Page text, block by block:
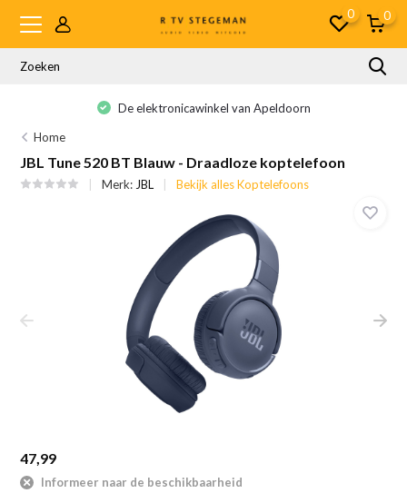
0 0
De elektronicawinkel van Apeldoorn
Home
JBL Tune 520 BT Blauw - Draadloze koptelefoon
Merk: JBL Bekijk alles Koptelefoons
47,99
Informeer naar de beschikbaarheid